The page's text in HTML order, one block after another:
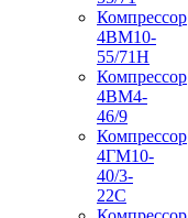
Компрессор
4ВМ10-
55/71Н
Компрессор
4ВМ4-
46/9
Компрессор
4ГМ10-
40/3-
22С